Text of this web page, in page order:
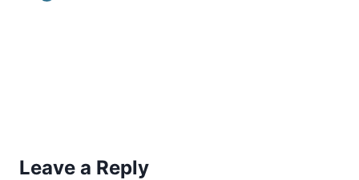
Leave a Reply